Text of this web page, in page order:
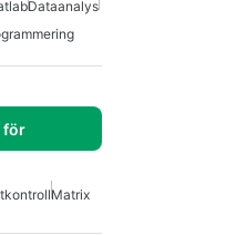
Dataanalys
för
Matrix